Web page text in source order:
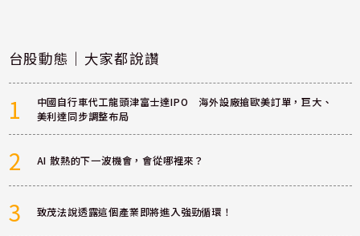
台股動態｜大家都說讚
1
中國自行車代工龍頭津富士達IPO 海外設廠搶歐美訂單，巨大、
美利達同步調整布局
2 AI 散熱的下一波機會，會從哪裡來？
3 致茂法說透露這個產業即將進入強勁循環！